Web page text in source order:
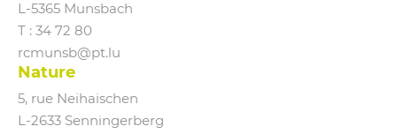
L‑5365 Munsbach
T : 34 72 80
rcmunsb@​pt.​lu
Nature
5, rue Neihaischen
L‑2633 Senningerberg